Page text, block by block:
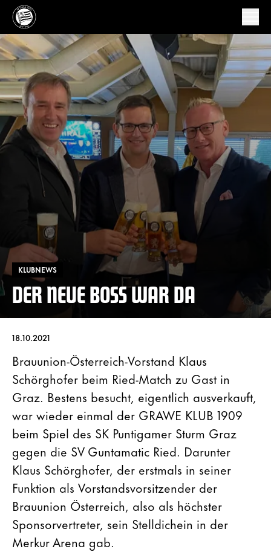
KLUBNEWS
DER NEUE BOSS WAR DA
18.10.2021
Brauunion-Österreich-Vorstand Klaus
Schörghofer beim Ried-Match zu Gast in
Graz. Bestens besucht, eigentlich ausverkauft,
war wieder einmal der GRAWE KLUB 1909
beim Spiel des SK Puntigamer Sturm Graz
gegen die SV Guntamatic Ried. Darunter
Klaus Schörghofer, der erstmals in seiner
Funktion als Vorstandsvorsitzender der
Brauunion Österreich, also als höchster
Sponsorvertreter, sein Stelldichein in der
Merkur Arena gab.